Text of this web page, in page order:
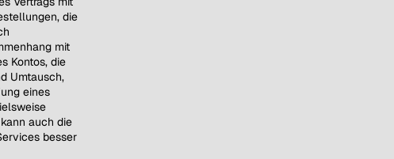
die
mit
Kontos, die
Umtausch,
eines
auch die
besser